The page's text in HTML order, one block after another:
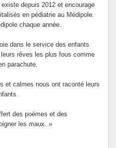
depuis 2012 et encourage
en pédiatrie au Médipole.
chaque année.
dans le service des enfants
rêves les plus fous comme
parachute.
et calmes nous ont raconté leurs
des poèmes et des
les maux. »